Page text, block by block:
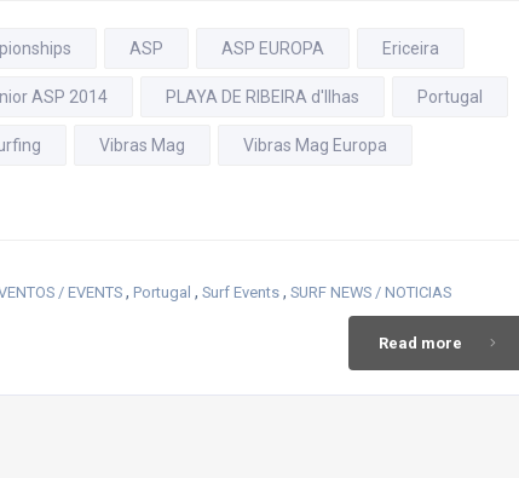
ASP ASP EUROPA Ericeira
ASP 2014 PLAYA DE RIBEIRA d'Ilhas Portugal
Vibras Mag Vibras Mag Europa
/ EVENTS , Portugal , Surf Events , SURF NEWS / NOTICIAS
Read more